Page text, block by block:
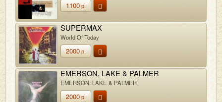
1100р.
SUPERMAX
World Of Today
2000р.
EMERSON, LAKE & PALMER
EMERSON, LAKE & PALMER
2000р.